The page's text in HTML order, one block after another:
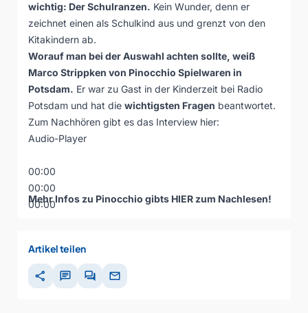
wichtig: Der Schulranzen. Kein Wunder, denn er
zeichnet einen als Schulkind aus und grenzt von den
Kitakindern ab.
Worauf man bei der Auswahl achten sollte, weiß
Marco Strippken von Pinocchio Spielwaren in
Potsdam. Er war zu Gast in der Kinderzeit bei Radio
Potsdam und hat die wichtigsten Fragen beantwortet.
Zum Nachhören gibt es das Interview hier:
Audio-Player
00:00
00:00
00:00
Mehr Infos zu Pinocchio gibts HIER zum Nachlesen!
Artikel teilen
share chat forum mail